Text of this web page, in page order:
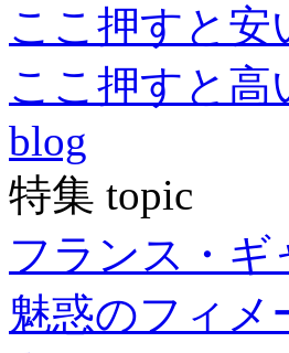
ここ押すと安
ここ押すと高
blog
特集 topic
フランス・ギ
魅惑のフィメ